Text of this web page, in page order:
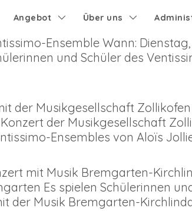
Angebot Über uns
Ensemble Wann: Dienstag,
und Schüler des
der Musikgesellschaft
der Musikgesellschaft
Ensembles von Aloïs
mit Musik Bremgarten-
Es spielen Schülerinnen
der Musik Bremgarten-